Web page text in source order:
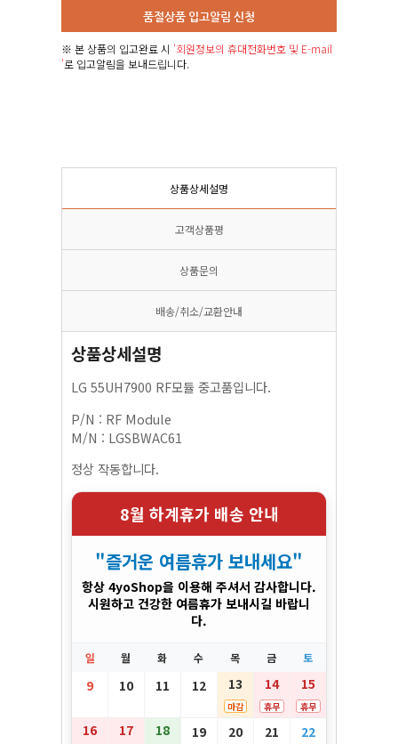
품절상품 입고알림 신청
※ 본 상품의 입고완료 시 '회원정보의 휴대전화번호 및 E-mail
'로 입고알림을 보내드립니다.
상품상세설명
고객상품평
상품문의
배송/취소/교환안내
상품상세설명
LG 55UH7900 RF모듈 중고품입니다.
P/N : RF Module
M/N : LGSBWAC61
정상 작동합니다.
8월 하계휴가 배송 안내
"즐거운 여름휴가 보내세요"
항상 4yoShop을 이용해 주셔서 감사합니다.
시원하고 건강한 여름휴가 보내시길 바랍니
다.
일 월 화 수 목 금 토
9 10 11 12 13
마감
14
휴무
15
휴무
16 17 18 19 20 21 22